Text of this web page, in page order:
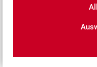
Gesamtmitgliederzahl
der Zweite Vorstand
dessen Aufgaben. Da